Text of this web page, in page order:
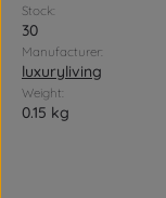
Stock:
30
Manufacturer:
luxuryliving
Weight:
0.15 kg